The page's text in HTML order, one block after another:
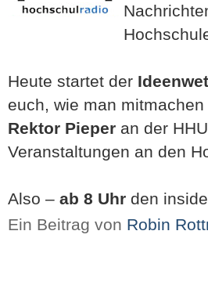
Heute startet der
euch, wie man
Rektor Pieper an der
Veranstaltungen an den
Also – ab 8 Uhr den
Ein Beitrag von Robin